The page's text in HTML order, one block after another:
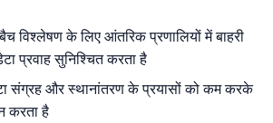
विश्लेषण के लिए आंतरिक प्रणालियों में बाहरी
प्रवाह सुनिश्चित करता है
संग्रह और स्थानांतरण के प्रयासों को कम करके
करता है